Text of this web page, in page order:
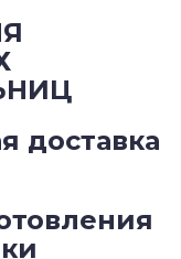
доставка